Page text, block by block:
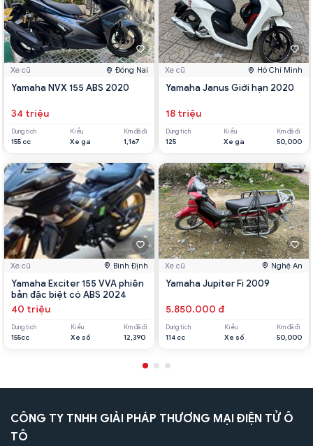
Xe cũ Đồng Nai
Yamaha NVX 155 ABS 2020
34 triệu
Dung tích
155 cc
Kiểu
Xe ga
Km đã đi
1,167
Xe cũ Bình Định
Yamaha Exciter 155 VVA phiên
bản đặc biệt có ABS 2024
40 triệu
Dung tích
155cc
Kiểu
Xe số
Km đã đi
12,390
Xe cũ Hồ Chí Minh
Yamaha Janus Giới hạn 2020
18 triệu
Dung tích
125
Kiểu
Xe ga
Km đã đi
50,000
Xe cũ Nghệ An
Yamaha Jupiter Fi 2009
5.850.000 đ
Dung tích
114 cc
Kiểu
Xe số
Km đã đi
50,000
CÔNG TY TNHH GIẢI PHÁP THƯƠNG MẠI ĐIỆN TỬ Ô
TÔ